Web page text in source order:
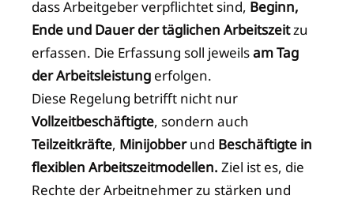
dass Arbeitgeber verpflichtet sind, Beginn,
Ende und Dauer der täglichen Arbeitszeitzu
erfassen. Die Erfassung soll jeweilsam Tag
der Arbeitsleistung erfolgen.
Diese Regelung betrifft nicht nur
Vollzeitbeschäftigte, sondern auch
Teilzeitkräfte, Minijobberund Beschäftigte in
flexiblen Arbeitszeitmodellen. Ziel ist es, die
Rechte der Arbeitnehmer zu stärken und